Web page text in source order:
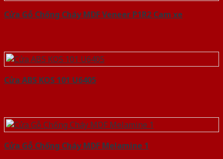
Cửa Gỗ Chống Cháy MDF Veneer P1R2 Cam xe
Cửa ABS KOS 101 U6405
Cửa Gỗ Chống Cháy MDF Melamine 1